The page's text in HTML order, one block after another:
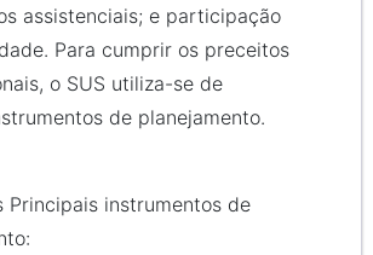
assistenciais; e participação
Para cumprir os preceitos
o SUS utiliza-se de
de planejamento.
Principais instrumentos de